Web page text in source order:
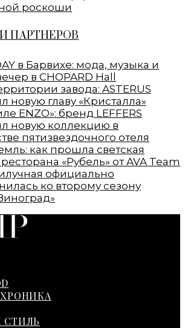
роскоши
ПАРТНЕРОВ
в Барвихе: мода, музыка и
в CHOPARD Hall
завода: ASTERUS
новую главу «Кристалла»
ENZO»: бренд LEFFERS
новую коллекцию в
пятизвездочного отеля
как прошла светская
«Рубель» от AVA Team
официально
ко второму сезону
СТИЛЬ